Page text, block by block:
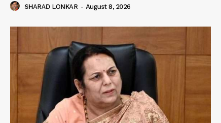
SHARAD LONKAR - August 8, 2026